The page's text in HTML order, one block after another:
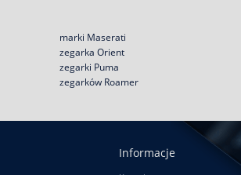
marki Maserati
zegarka Orient
zegarki Puma
zegarków Roamer
Informacje